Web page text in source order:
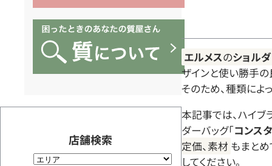
店舗検索
エルメスのショル
ザインと使い勝手の
そのため、種類によ
本記事では、ハイブ
ダーバッグ「コンス
定価、素材 もまと
してください。